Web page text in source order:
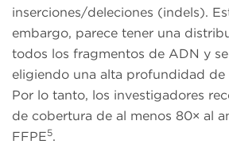
inserciones/deleciones (indels).
embargo, parece tener una
todos los fragmentos de ADN y
eligiendo una alta profundidad de
Por lo tanto, los investigadores
de cobertura de al menos 80× al
FFPE5.